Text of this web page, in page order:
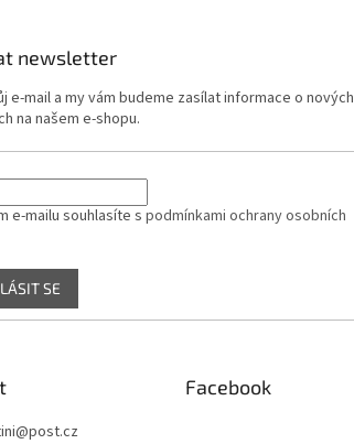
newsletter
e-mail a my vám budeme zasílat informace o nových
na našem e-shopu.
e-mailu souhlasíte spodmínkami ochrany osobních
SE
@post.cz
Facebook